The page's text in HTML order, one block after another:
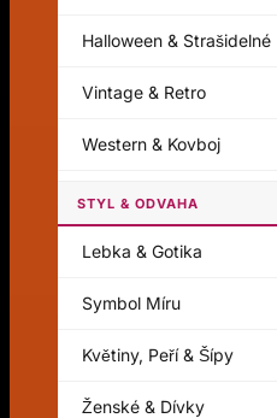
Halloween & Strašidelné
Vintage & Retro
Western & Kovboj
STYL & ODVAHA
Lebka & Gotika
Symbol Míru
Květiny, Peří & Šípy
Ženské & Dívky